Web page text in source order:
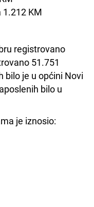
KM
registrovano
51.751
bilo je u općini Novi
bilo u
je iznosio: